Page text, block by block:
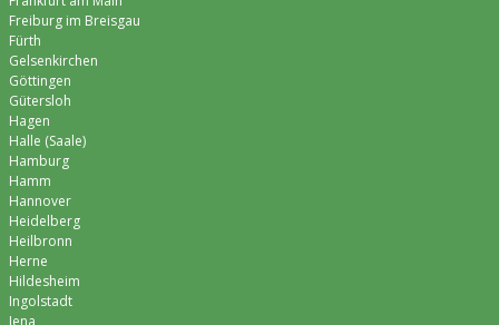
Freiburg im Breisgau
Fürth
Gelsenkirchen
Göttingen
Gütersloh
Hagen
Halle (Saale)
Hamburg
Hamm
Hannover
Heidelberg
Heilbronn
Herne
Hildesheim
Ingolstadt